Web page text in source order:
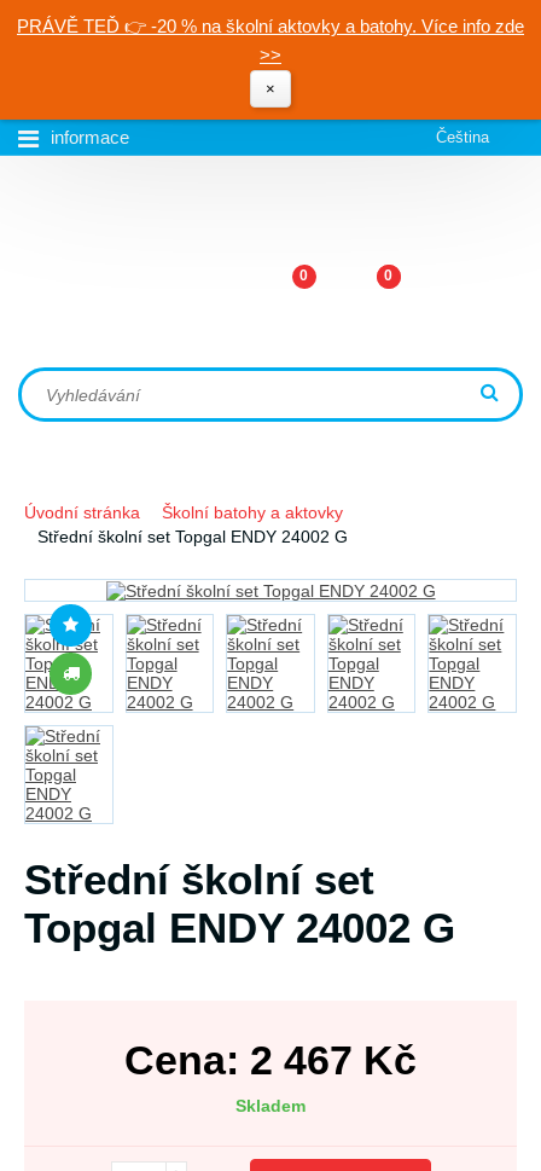
PRÁVĚ TEĎ 👉 -20 % na školní aktovky a batohy. Více info zde
>>
×
informace Čeština
0 0
Úvodní stránka
Školní batohy a aktovky
Střední školní set Topgal ENDY 24002 G
Střední školní set
Topgal ENDY 24002 G
Cena: 2 467 Kč
Skladem